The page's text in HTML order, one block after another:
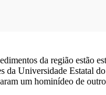
da região estão
Universidade Estatal
um hominídeo de